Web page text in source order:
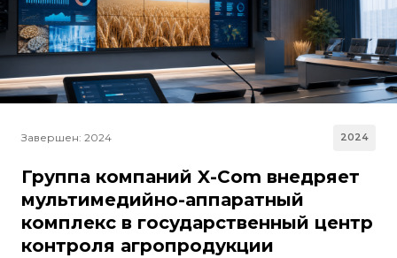
Завершен: 2024 2024
Группа компаний X-Com внедряет
мультимедийно-аппаратный
комплекс в государственный центр
контроля агропродукции